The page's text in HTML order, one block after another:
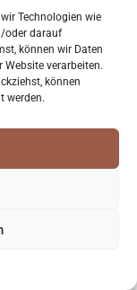
Technologien wie
oder darauf
können wir Daten
Website verarbeiten.
können
werden.
für die
wie ...